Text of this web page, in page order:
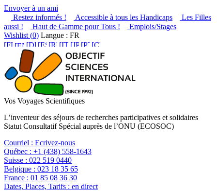
Envoyer à un ami
Restez informés !
Accessible à tous les Handicaps
Les Filles
aussi !
Haut de Gamme pour Tous !
Emplois/Stages
Wishlist (0) Langue : FR
Vos Voyages Scientifiques
L’inventeur des séjours de recherches participatives et solidaires
Statut Consultatif Spécial auprès de l’ONU (ECOSOC)
Courriel : Ecrivez-nous
Québec : +1 (438) 558-1643
Suisse : 022 519 0440
Belgique : 023 18 35 65
France : 01 85 08 36 30
Dates, Places, Tarifs : en direct